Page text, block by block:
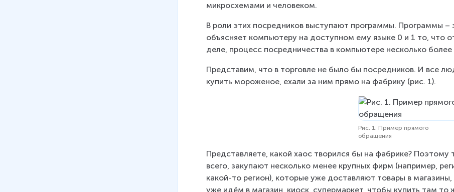
микросхемами и человеком.
В роли этих посредников выступают программы. Программы –
объясняет компьютеру на доступном ему языке 0 и 1 то, что
деле, процесс посредничества в компьютере несколько
Представим, что в торговле не было бы посредников. И все
купить мороженое, ехали за ним прямо на фабрику (рис. 1).
Рис. 1. Пример прямого
обращения
Представляете, какой хаос творился бы на фабрике?
всего, закупают несколько менее крупных фирм (например,
какой-то регион), которые уже доставляют товары в
уже идём в магазин, киоск, супермаркет, чтобы купить там